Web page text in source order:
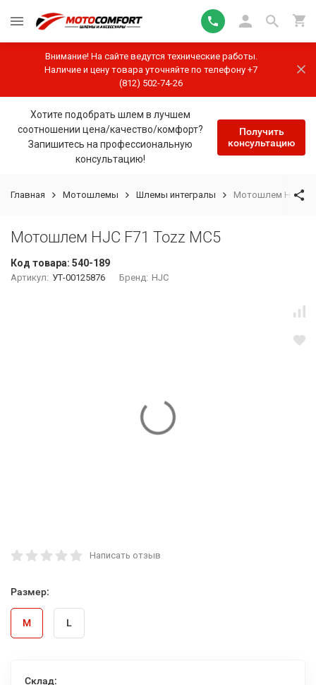
Внимание! На сайте ведутся технические работы.
Наличие и цену товара уточняйте по телефону +7
(812) 502-74-26
Хотите подобрать шлем в лучшем
соотношении цена/качество/комфорт?
Запишитесь на профессиональную
консультацию!
Получить
консультацию
Главная Мотошлемы Шлемы интегралы Мотошлем HJC
Мотошлем HJC F71 Tozz MC5
Код товара: 540-189
Артикул: УТ-00125876 Бренд: HJC
Написать отзыв
Размер:
M L
Склад: